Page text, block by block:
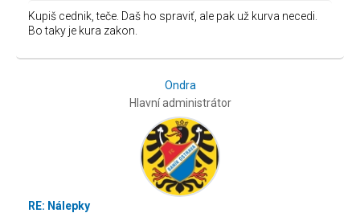
Kupiš cednik, teče. Daš ho spraviť, ale pak už kurva necedi.
Bo taky je kura zakon.
Ondra
Hlavní administrátor
RE: Nálepky